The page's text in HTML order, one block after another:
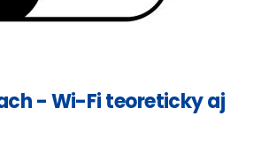
- Wi-Fi teoreticky aj